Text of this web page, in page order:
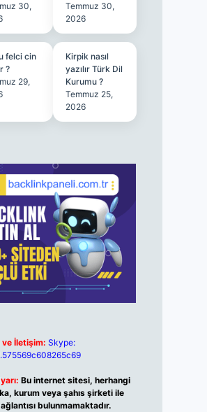
30,
Temmuz 30,
2026
felci cin
?
29,
Kirpik nasıl
yazılır Türk Dil
Kurumu ?
Temmuz 25,
2026
ve İletişim: Skype:
Bu internet sitesi, herhangi
kurum veya şahıs şirketi ile
bulunmamaktadır.